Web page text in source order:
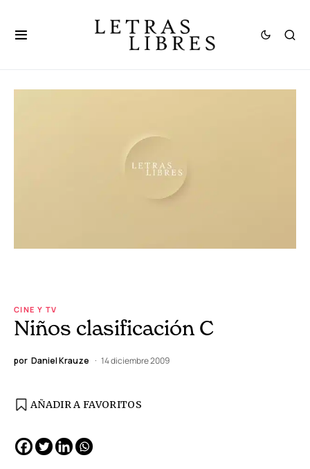
CINE Y TV
Niños clasificación C
por Daniel Krauze 14 diciembre 2009
AÑADIR A FAVORITOS